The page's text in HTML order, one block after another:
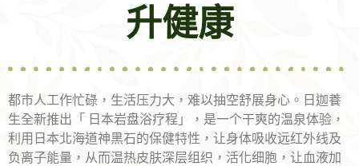
升健康
都市人工作忙碌，生活压力大，难以抽空舒展身心。日迦養
生全新推出「 日本岩盘浴疗程」，是一个干爽的温泉体验，
利用日本北海道神黑石的保健特性，让身体吸收远红外线及
负离子能量，从而温热皮肤深层组织，活化细胞，让血液加